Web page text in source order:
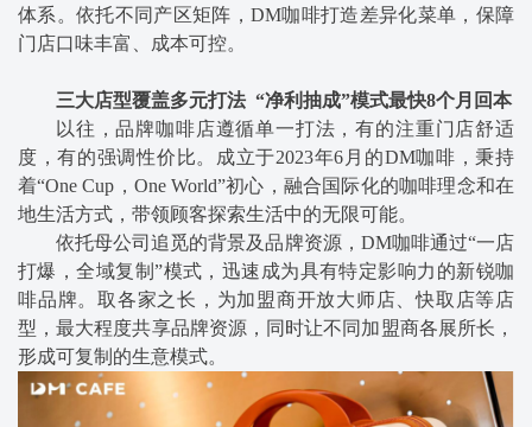
体系。依托不同产区矩阵，DM咖啡打造差异化菜单，保障
门店口味丰富、成本可控。
三大店型覆盖多元打法 “净利抽成”模式最快8个月回本
以往，品牌咖啡店遵循单一打法，有的注重门店舒适
度，有的强调性价比。成立于2023年6月的DM咖啡，秉持
着“One Cup，One World”初心，融合国际化的咖啡理念和在
地生活方式，带领顾客探索生活中的无限可能。
依托母公司追觅的背景及品牌资源，DM咖啡通过“一店
打爆，全域复制”模式，迅速成为具有特定影响力的新锐咖
啡品牌。取各家之长，为加盟商开放大师店、快取店等店
型，最大程度共享品牌资源，同时让不同加盟商各展所长，
形成可复制的生意模式。